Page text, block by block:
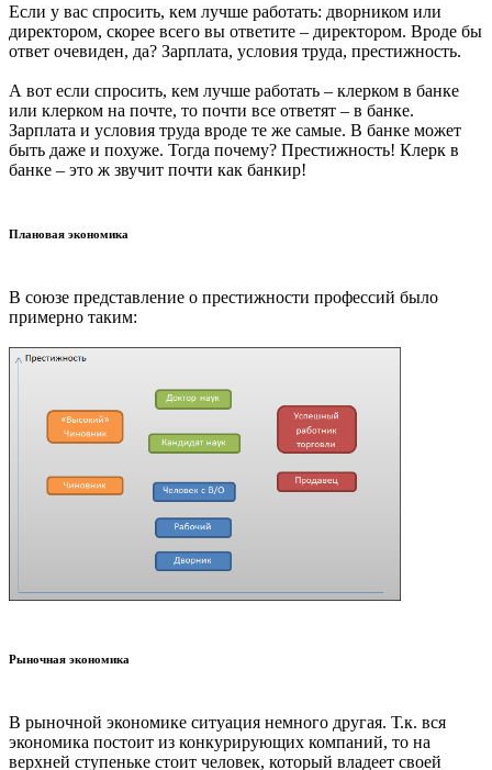
Если у вас спросить, кем лучше работать: дворником или
директором, скорее всего вы ответите – директором. Вроде бы
ответ очевиден, да? Зарплата, условия труда, престижность.
А вот если спросить, кем лучше работать – клерком в банке
или клерком на почте, то почти все ответят – в банке.
Зарплата и условия труда вроде те же самые. В банке может
быть даже и похуже. Тогда почему? Престижность! Клерк в
банке – это ж звучит почти как банкир!
Плановая экономика
В союзе представление о престижности профессий было
примерно таким:
Рыночная экономика
В рыночной экономике ситуация немного другая. Т.к. вся
экономика постоит из конкурирующих компаний, то на
верхней ступеньке стоит человек, который владеет своей